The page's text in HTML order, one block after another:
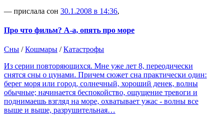
— прислала сон 30.1.2008 в 14:36,
Про что фильм? А-а, опять про море
Сны /Кошмары /Катастрофы
Из серии повторяющихся. Мне уже лет 8, переодически
снятся сны о цунами. Причем сюжет сна практически один:
берег моря или город, солнечный, хороший денек, волны
обычные; начинается беспокойство, ощущение тревоги и
поднимаешь взгляд на море, охватывает ужас - волны все
выше и выше, разрушительная…